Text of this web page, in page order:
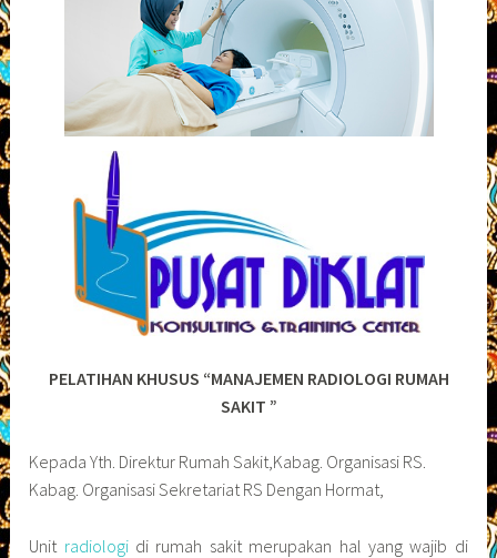
PELATIHAN KHUSUS “MANAJEMEN RADIOLOGI RUMAH
SAKIT ”
Kepada Yth. Direktur Rumah Sakit,Kabag. Organisasi RS.
Kabag. Organisasi Sekretariat RS Dengan Hormat,
Unit radiologidi rumah sakit merupakan hal yang wajib di